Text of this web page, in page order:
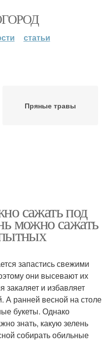
статьи
Пряные травы
сажать под
можно сажать
запастись свежими
они высевают их
закаляет и избавляет
А ранней весной на столе
букеты. Однако
знать, какую зелень
собирать обильные